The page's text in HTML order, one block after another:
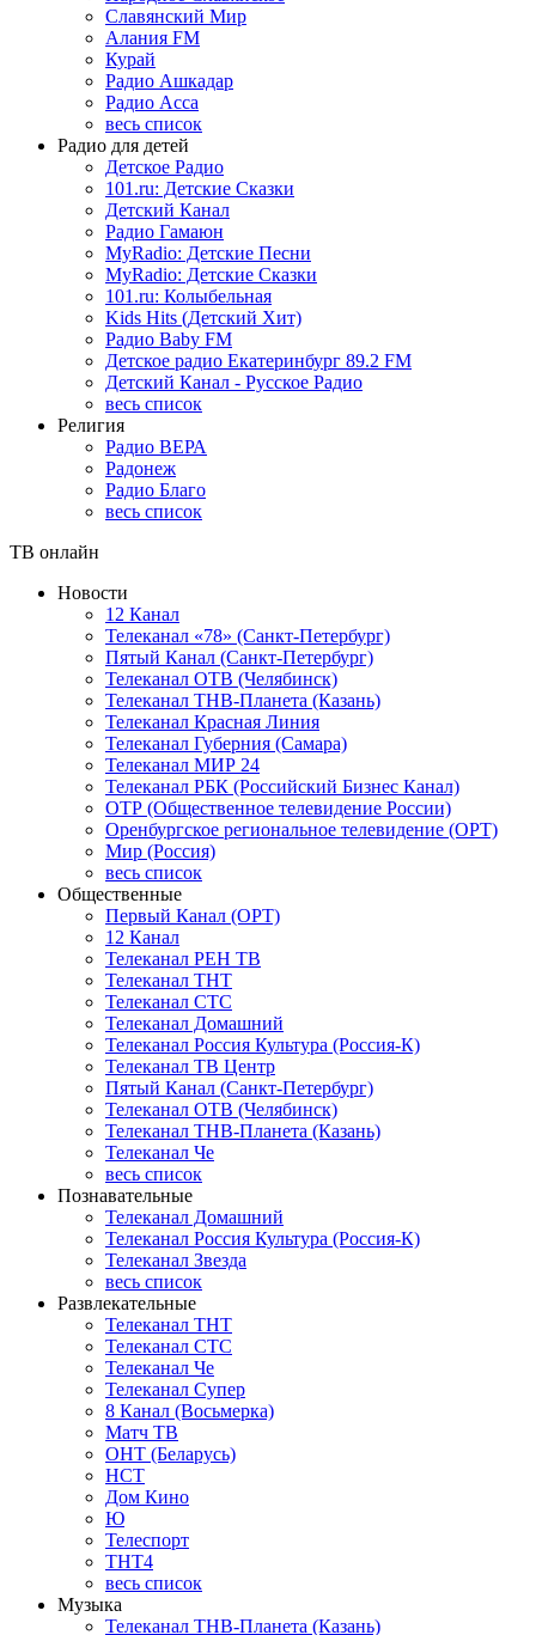
Славянский Мир
Алания FM
Курай
Радио Ашкадар
Радио Асса
весь список
Радио для детей
Детское Радио
101.ru: Детские Сказки
Детский Канал
Радио Гамаюн
MyRadio: Детские Песни
MyRadio: Детские Сказки
101.ru: Колыбельная
Kids Hits (Детский Хит)
Радио Baby FM
Детское радио Екатеринбург 89.2 FM
Детский Канал - Русское Радио
весь список
Религия
Радио ВЕРА
Радонеж
Радио Благо
весь список
ТВ онлайн
Новости
12 Канал
Телеканал «78» (Санкт-Петербург)
Пятый Канал (Санкт-Петербург)
Телеканал ОТВ (Челябинск)
Телеканал ТНВ-Планета (Казань)
Телеканал Красная Линия
Телеканал Губерния (Самара)
Телеканал МИР 24
Телеканал РБК (Российский Бизнес Канал)
ОТР (Общественное телевидение России)
Оренбургское региональное телевидение (ОРТ)
Мир (Россия)
весь список
Общественные
Первый Канал (ОРТ)
12 Канал
Телеканал РЕН ТВ
Телеканал ТНТ
Телеканал СТС
Телеканал Домашний
Телеканал Россия Культура (Россия-К)
Телеканал ТВ Центр
Пятый Канал (Санкт-Петербург)
Телеканал ОТВ (Челябинск)
Телеканал ТНВ-Планета (Казань)
Телеканал Че
весь список
Познавательные
Телеканал Домашний
Телеканал Россия Культура (Россия-К)
Телеканал Звезда
весь список
Развлекательные
Телеканал ТНТ
Телеканал СТС
Телеканал Че
Телеканал Супер
8 Канал (Восьмерка)
Матч ТВ
ОНТ (Беларусь)
НСТ
Дом Кино
Ю
Телеспорт
ТНТ4
весь список
Музыка
Телеканал ТНВ-Планета (Казань)